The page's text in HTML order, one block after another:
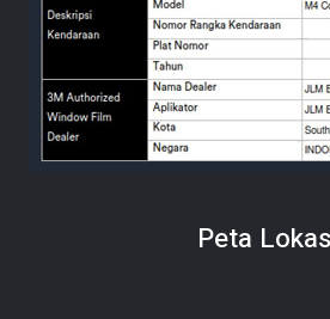
Peta